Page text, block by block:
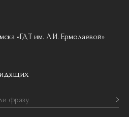
«ГДТ им. Л.И. Ермолаевой»